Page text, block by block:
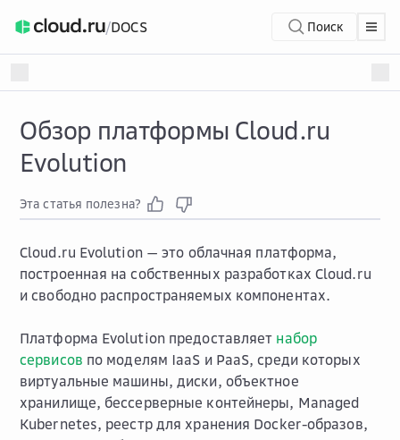
/DOCS Поиск
Обзор платформы Cloud.ru
Evolution
Эта статья полезна?
Cloud.ru Evolution — это облачная платформа,
построенная на собственных разработках Cloud.ru
и свободно распространяемых компонентах.
Платформа Evolution предоставляет набор
сервисов по моделям IaaS и PaaS, среди которых
виртуальные машины, диски, объектное
хранилище, бессерверные контейнеры, Managed
Kubernetes, реестр для хранения Docker-образов,